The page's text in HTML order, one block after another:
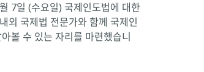
7일 (수요일) 국제인도법에 대한
외 국제법 전문가와 함께 국제인
볼 수 있는 자리를 마련했습니